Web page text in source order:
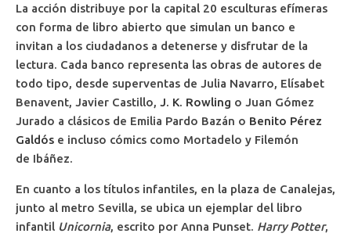
La acción distribuye por la capital 20 esculturas efímeras
con forma de libro abierto que simulan un banco e
invitan a los ciudadanos a detenerse y disfrutar de la
lectura. Cada banco representa las obras de autores de
todo tipo, desde superventas de Julia Navarro, Elísabet
Benavent, Javier Castillo, J. K. Rowling o Juan Gómez
Jurado a clásicos de Emilia Pardo Bazán o Benito Pérez
Galdós e incluso cómics como Mortadelo y Filemón
de Ibáñez.
En cuanto a los títulos infantiles, en la plaza de Canalejas,
junto al metro Sevilla, se ubica un ejemplar del libro
infantil Unicornia, escrito por Anna Punset. Harry Potter,